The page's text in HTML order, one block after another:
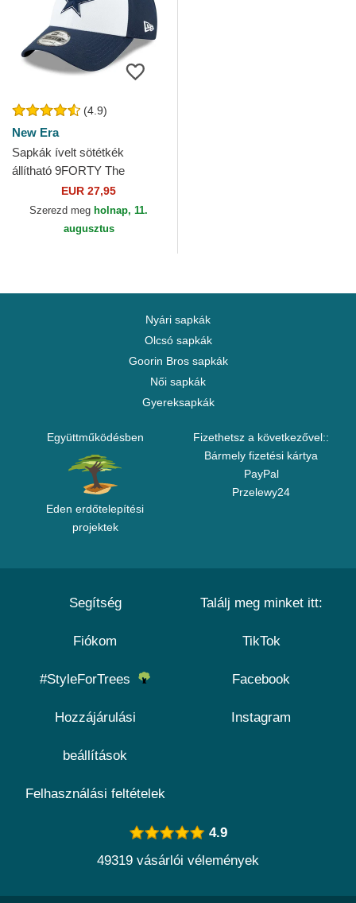
(4.9)
New Era
Sapkák ívelt sötétkék
állítható 9FORTY The
League Dallas Cowboys NFL
New Era
EUR 27,95
Szerezd meg holnap, 11.
augusztus
Nyári sapkák
Olcsó sapkák
Goorin Bros sapkák
Női sapkák
Gyereksapkák
Együttműködésben
Eden erdőtelepítési
projektek
Fizethetsz a következővel::
Bármely fizetési kártya
PayPal
Przelewy24
Segítség
Fiókom
#StyleForTrees
Hozzájárulási
beállítások
Felhasználási feltételek
Találj meg minket itt:
TikTok
Facebook
Instagram
4.9
49319 vásárlói vélemények